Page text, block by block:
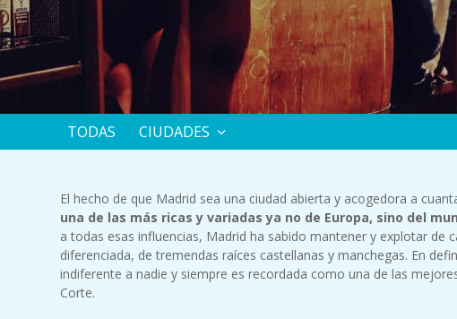
TODAS CIUDADES
El hecho de que Madrid sea una ciudad abierta y acogedora a
una de las más ricas y variadas ya no de Europa, sino del
a todas esas influencias, Madrid ha sabido mantener y explotar de
diferenciada, de tremendas raíces castellanas y manchegas. En
indiferente a nadie y siempre es recordada como una de las
Corte.